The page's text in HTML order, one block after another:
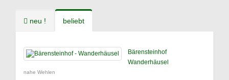
neu ! beliebt
Bärensteinhof
Wanderhäusel
nahe Wehlen